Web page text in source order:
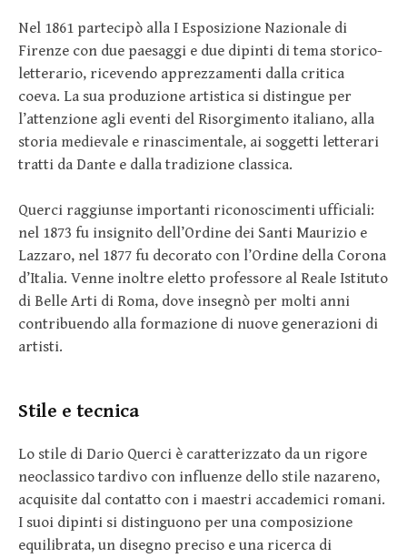
Nel 1861 partecipò alla I Esposizione Nazionale di
Firenze con due paesaggi e due dipinti di tema storico-
letterario, ricevendo apprezzamenti dalla critica
coeva. La sua produzione artistica si distingue per
l’attenzione agli eventi del Risorgimento italiano, alla
storia medievale e rinascimentale, ai soggetti letterari
tratti da Dante e dalla tradizione classica.
Querci raggiunse importanti riconoscimenti ufficiali:
nel 1873 fu insignito dell’Ordine dei Santi Maurizio e
Lazzaro, nel 1877 fu decorato con l’Ordine della Corona
d’Italia. Venne inoltre eletto professore al Reale Istituto
di Belle Arti di Roma, dove insegnò per molti anni
contribuendo alla formazione di nuove generazioni di
artisti.
Stile e tecnica
Lo stile di Dario Querci è caratterizzato da un rigore
neoclassico tardivo con influenze dello stile nazareno,
acquisite dal contatto con i maestri accademici romani.
I suoi dipinti si distinguono per una composizione
equilibrata, un disegno preciso e una ricerca di